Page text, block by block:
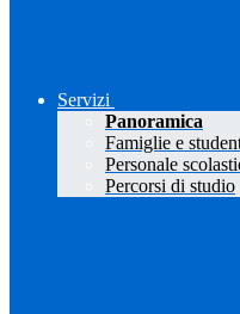
Servizi
Panoramica
Famiglie e
Personale
Percorsi di studio